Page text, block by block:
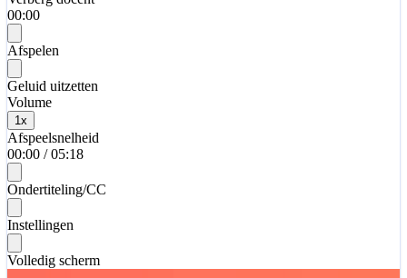
00:00
Afspelen
Geluid uitzetten
Volume
1x
Afspeelsnelheid
00:00 / 05:18
Ondertiteling/CC
Instellingen
Volledig scherm